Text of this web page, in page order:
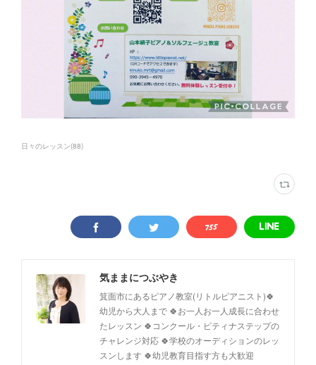
日々のレッスン(88)
気ままにつぶやき
箕面市にあるピアノ教室(リトルピアニスト)🍀
幼児から大人まで 🍀お一人お一人成長に合わせ
たレッスン 🍀コンクール・ピティナステップの
チャレンジ対応 🍀学校のオーディションのレッ
スンします 🍀幼児教育目指す方も大歓迎